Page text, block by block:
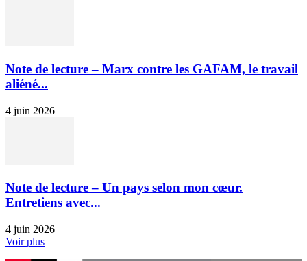
Note de lecture – Marx contre les GAFAM, le travail
aliéné...
4 juin 2026
Note de lecture – Un pays selon mon cœur.
Entretiens avec...
4 juin 2026
Voir plus